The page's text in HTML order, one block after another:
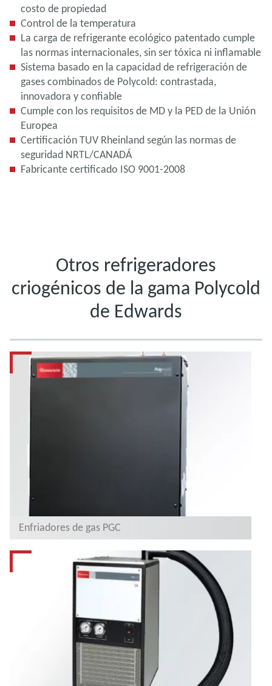
costo de propiedad
Control de la temperatura
La carga de refrigerante ecológico patentado cumple
las normas internacionales, sin ser tóxica ni inflamable
Sistema basado en la capacidad de refrigeración de
gases combinados de Polycold: contrastada,
innovadora y confiable
Cumple con los requisitos de MD y la PED de la Unión
Europea
Certificación TUV Rheinland según las normas de
seguridad NRTL/CANADÁ
Fabricante certificado ISO 9001-2008
Otros refrigeradores
criogénicos de la gama Polycold
de Edwards
Enfriadores de gas PGC